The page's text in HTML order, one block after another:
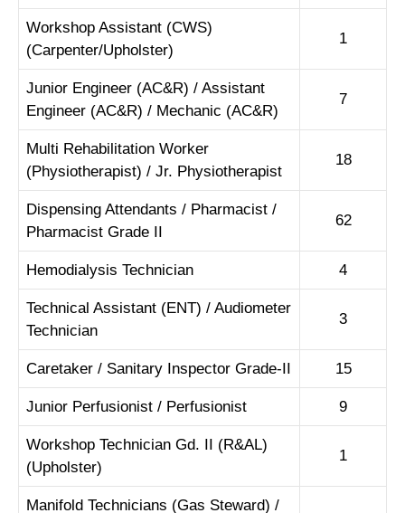
Workshop Assistant (CWS)
(Carpenter/Upholster)
1
Junior Engineer (AC&R) / Assistant
Engineer (AC&R) / Mechanic (AC&R)
7
Multi Rehabilitation Worker
(Physiotherapist) / Jr. Physiotherapist
18
Dispensing Attendants / Pharmacist /
Pharmacist Grade II
62
Hemodialysis Technician 4
Technical Assistant (ENT) / Audiometer
Technician
3
Caretaker / Sanitary Inspector Grade-II 15
Junior Perfusionist / Perfusionist 9
Workshop Technician Gd. II (R&AL)
(Upholster)
1
Manifold Technicians (Gas Steward) /